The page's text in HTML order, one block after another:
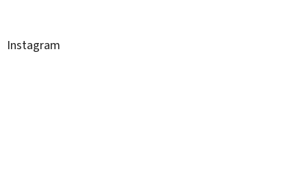
Instagram